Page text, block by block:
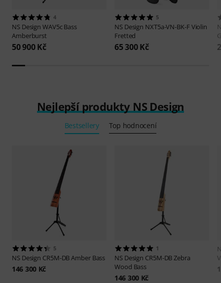
4
NS DesignWAV5c Bass
Amberburst
50 900 Kč
5
NS Design NXT5a-VN-BK-F Violin
Fretted
65 300 Kč
Nejlepší produkty NS Design
Bestsellery Top hodnocení
5
NS Design CR5M-DB Amber Bass
146 300 Kč
1
NS Design CR5M-DB Zebra
Wood Bass
146 300 Kč